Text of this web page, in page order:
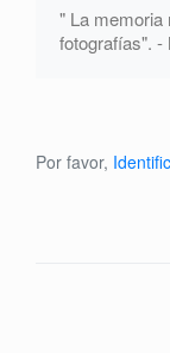
" La memoria
fotografías". -
Por favor,